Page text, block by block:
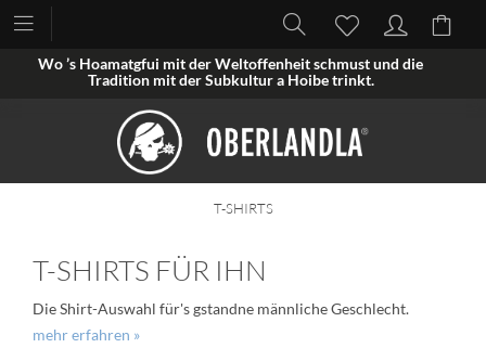
Wo ’s Hoamatgfui mit der Weltoffenheit schmust und die
Tradition mit der Subkultur a Hoibe trinkt.
T-SHIRTS
T-SHIRTS FÜR IHN
Die Shirt-Auswahl für's gstandne männliche Geschlecht.
mehr erfahren »